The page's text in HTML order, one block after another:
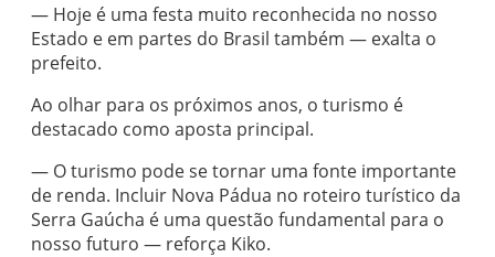
— Hoje é uma festa muito reconhecida no nosso
Estado e em partes do Brasil também — exalta o
prefeito.
Ao olhar para os próximos anos, o turismo é
destacado como aposta principal.
— O turismo pode se tornar uma fonte importante
de renda. Incluir Nova Pádua no roteiro turístico da
Serra Gaúcha é uma questão fundamental para o
nosso futuro — reforça Kiko.